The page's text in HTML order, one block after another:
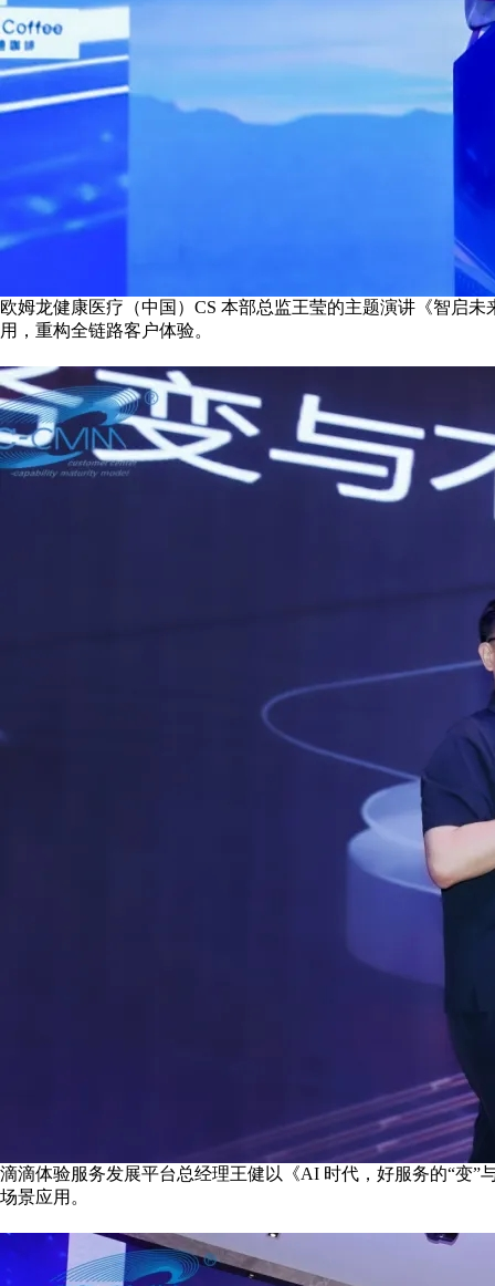
欧姆龙健康医疗（中国）CS 本部总监王莹的主题演讲《智启
用，重构全链路客户体验。
滴滴体验服务发展平台总经理王健以《AI 时代，好服务的“变”
场景应用。